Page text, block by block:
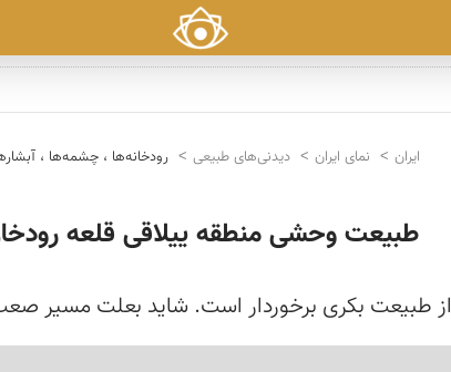
ایران نمای ایران دیدنی‌های طبیعی رودخانه‌ها ، چشمه‌ها ،
طبیعت وحشی منطقه ییلاقی قلعه
از طبیعت بكری برخوردار است. شاید بعلت